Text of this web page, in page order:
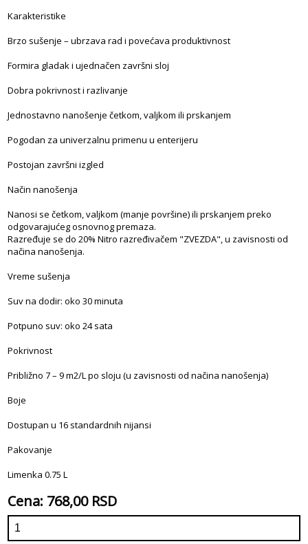
Karakteristike
Brzo sušenje – ubrzava rad i povećava produktivnost
Formira gladak i ujednačen završni sloj
Dobra pokrivnost i razlivanje
Jednostavno nanošenje četkom, valjkom ili prskanjem
Pogodan za univerzalnu primenu u enterijeru
Postojan završni izgled
Način nanošenja
Nanosi se četkom, valjkom (manje površine) ili prskanjem preko
odgovarajućeg osnovnog premaza.
Razređuje se do 20% Nitro razređivačem "ZVEZDA", u zavisnosti od
načina nanošenja.
Vreme sušenja
Suv na dodir: oko 30 minuta
Potpuno suv: oko 24 sata
Pokrivnost
Približno 7 – 9 m2/L po sloju (u zavisnosti od načina nanošenja)
Boje
Dostupan u 16 standardnih nijansi
Pakovanje
Limenka 0.75 L
Cena: 768,00 RSD